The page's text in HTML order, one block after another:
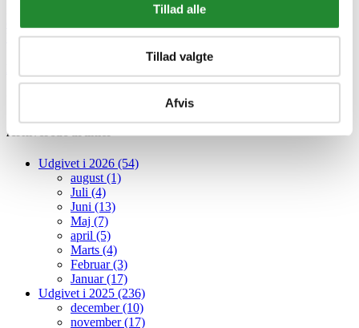
Tillad alle
Tillad valgte
Afvis
hegn rengøring
bradley elværktøj akku gardena træpillegrill showroom
Arkiverede artikler
Udgivet i 2026 (54)
august (1)
Juli (4)
Juni (13)
Maj (7)
april (5)
Marts (4)
Februar (3)
Januar (17)
Udgivet i 2025 (236)
december (10)
november (17)